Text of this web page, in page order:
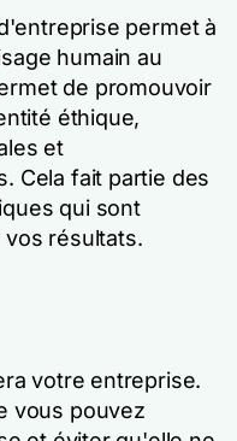
permet à
humain au
de promouvoir
éthique,
et
Cela fait partie des
qui sont
résultats.
votre entreprise.
vous pouvez